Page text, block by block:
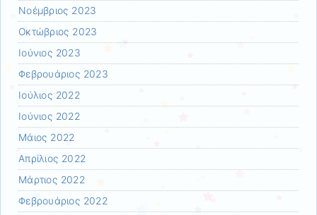
Νοέμβριος 2023
Οκτώβριος 2023
Ιούνιος 2023
Φεβρουάριος 2023
Ιούλιος 2022
Ιούνιος 2022
Μάιος 2022
Απρίλιος 2022
Μάρτιος 2022
Φεβρουάριος 2022